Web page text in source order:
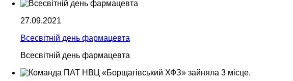
27.09.2021
Всесвітній день фармацевта
Всесвітній день фармацевта